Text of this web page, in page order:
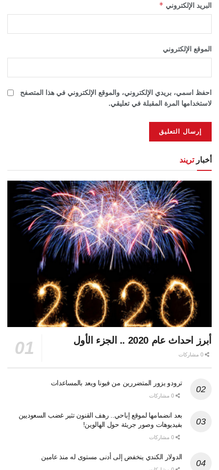
البريد الإلكتروني *
الموقع الإلكتروني
احفظ اسمي، بريدي الإلكتروني، والموقع الإلكتروني في هذا المتصفح
لاستخدامها المرة المقبلة في تعليقي.
أخبارتريند
أبرز احداث عام 2020 .. الجزء الأول
ترودو يزور المتضررين من فيونا ويعد بالمساعدات
بعد انضمامها لموقع إباحي.. رهف القنون تثير غضب السعوديين
بفيديوهات وصور جريئة حول الهالوين!
الدولار الكندي ينخفض إلى أدنى مستوى له منذ عامين